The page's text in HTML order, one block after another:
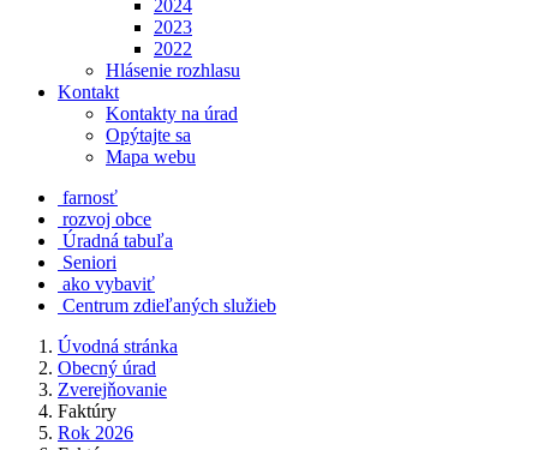
2024
2023
2022
Hlásenie rozhlasu
Kontakt
Kontakty na úrad
Opýtajte sa
Mapa webu
farnosť
rozvoj obce
Úradná tabuľa
Seniori
ako vybaviť
Centrum zdieľaných služieb
Úvodná stránka
Obecný úrad
Zverejňovanie
Faktúry
Rok 2026